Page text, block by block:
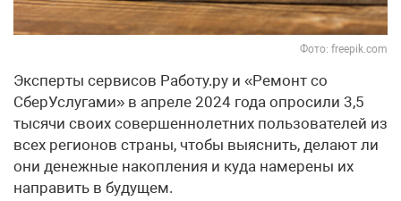
Фото: freepik.com
Эксперты сервисов Работу.ру и «Ремонт со
СберУслугами» в апреле 2024 года опросили 3,5
тысячи своих совершеннолетних пользователей из
всех регионов страны, чтобы выяснить, делают ли
они денежные накопления и куда намерены их
направить в будущем.